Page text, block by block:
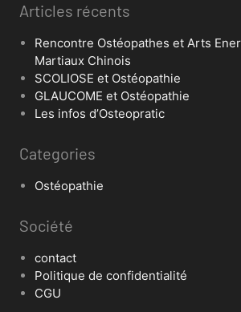
Articles récents
Rencontre Ostéopathes et Arts
Martiaux Chinois
SCOLIOSE et Ostéopathie
GLAUCOME et Ostéopathie
Les infos d’Osteopratic
Categories
Ostéopathie
Société
contact
Politique de confidentialité
CGU